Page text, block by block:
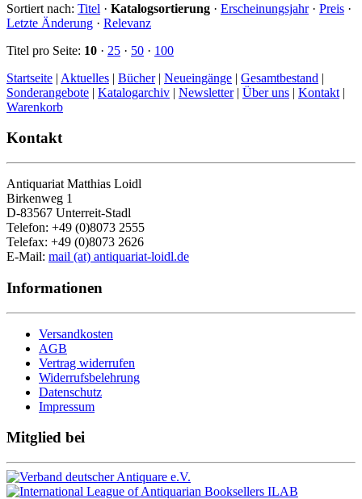
Sortiert nach: Titel · Katalogsortierung · Erscheinungsjahr· Preis ·
Letzte Änderung · Relevanz
Titel pro Seite: 10 · 25 · 50 · 100
Startseite | Aktuelles | Bücher| Neueingänge | Gesamtbestand |
Sonderangebote | Katalogarchiv | Newsletter| Über uns | Kontakt |
Warenkorb
Kontakt
Antiquariat Matthias Loidl
Birkenweg 1
D-83567 Unterreit-Stadl
Telefon: +49 (0)8073 2555
Telefax: +49 (0)8073 2626
E-Mail: mail (at) antiquariat-loidl.de
Informationen
Versandkosten
AGB
Vertrag widerrufen
Widerrufsbelehrung
Datenschutz
Impressum
Mitglied bei